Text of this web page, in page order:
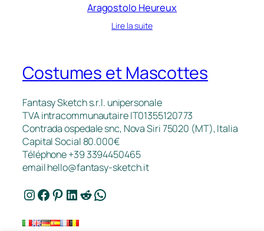
Aragostolo Heureux
Lire la suite
Costumes et Mascottes
Fantasy Sketch s.r.l. unipersonale
TVA intracommunautaire IT01355120773
Contrada ospedale snc, Nova Siri 75020 (MT), Italia
Capital Social 80.000€
Téléphone +39 3394450465
emailhello@fantasy-sketch.it
Instagram Facebook Pinterest LinkedIn Reddit WhatsApp